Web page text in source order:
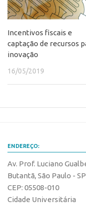
Eventos
Fala
Premiações
Edição 2019
Formas de
Patentes
Incentivos fiscais e
captação de recursos
inovação
16/05/2019
ENDEREÇO:
Av. Prof. Luciano
Butantã, São Paulo - SP
CEP: 05508-010
Cidade Universitária